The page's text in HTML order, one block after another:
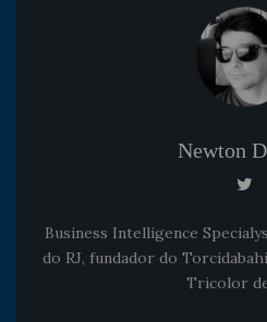
Newton
Business Intelligence
do RJ, fundador do
Tricolor